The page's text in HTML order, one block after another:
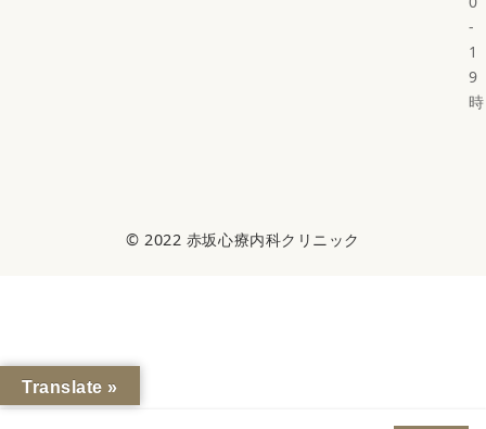
-
1
9
時
© 2022 赤坂心療内科クリニック
Translate »